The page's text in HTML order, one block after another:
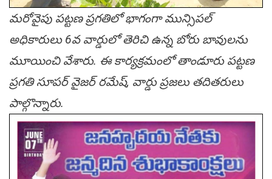
మరోవైపు పట్టణ ప్రగతిలో భాగంగా మున్సిపల్
అధికారులు 6వ వార్డులో తెరిచి ఉన్న బోరు బావులను
మూయించి వేశారు. ఈ కార్యక్రమంలో తాండూరు పట్టణ
ప్రగతి సూపర్ వైజర్ రమేష్, వార్డు ప్రజలు తదితరులు
పాల్గొన్నారు.